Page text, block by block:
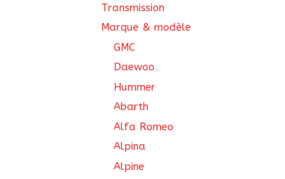
Transmission
Marque & modèle
GMC
Daewoo
Hummer
Abarth
Alfa Romeo
Alpina
Alpine